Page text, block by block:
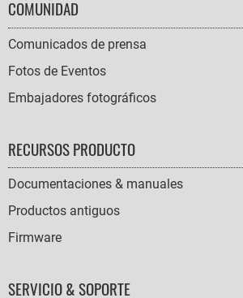
COMUNIDAD
Comunicados de prensa
Fotos de Eventos
Embajadores fotográficos
RECURSOS PRODUCTO
Documentaciones & manuales
Productos antiguos
Firmware
SERVICIO & SOPORTE